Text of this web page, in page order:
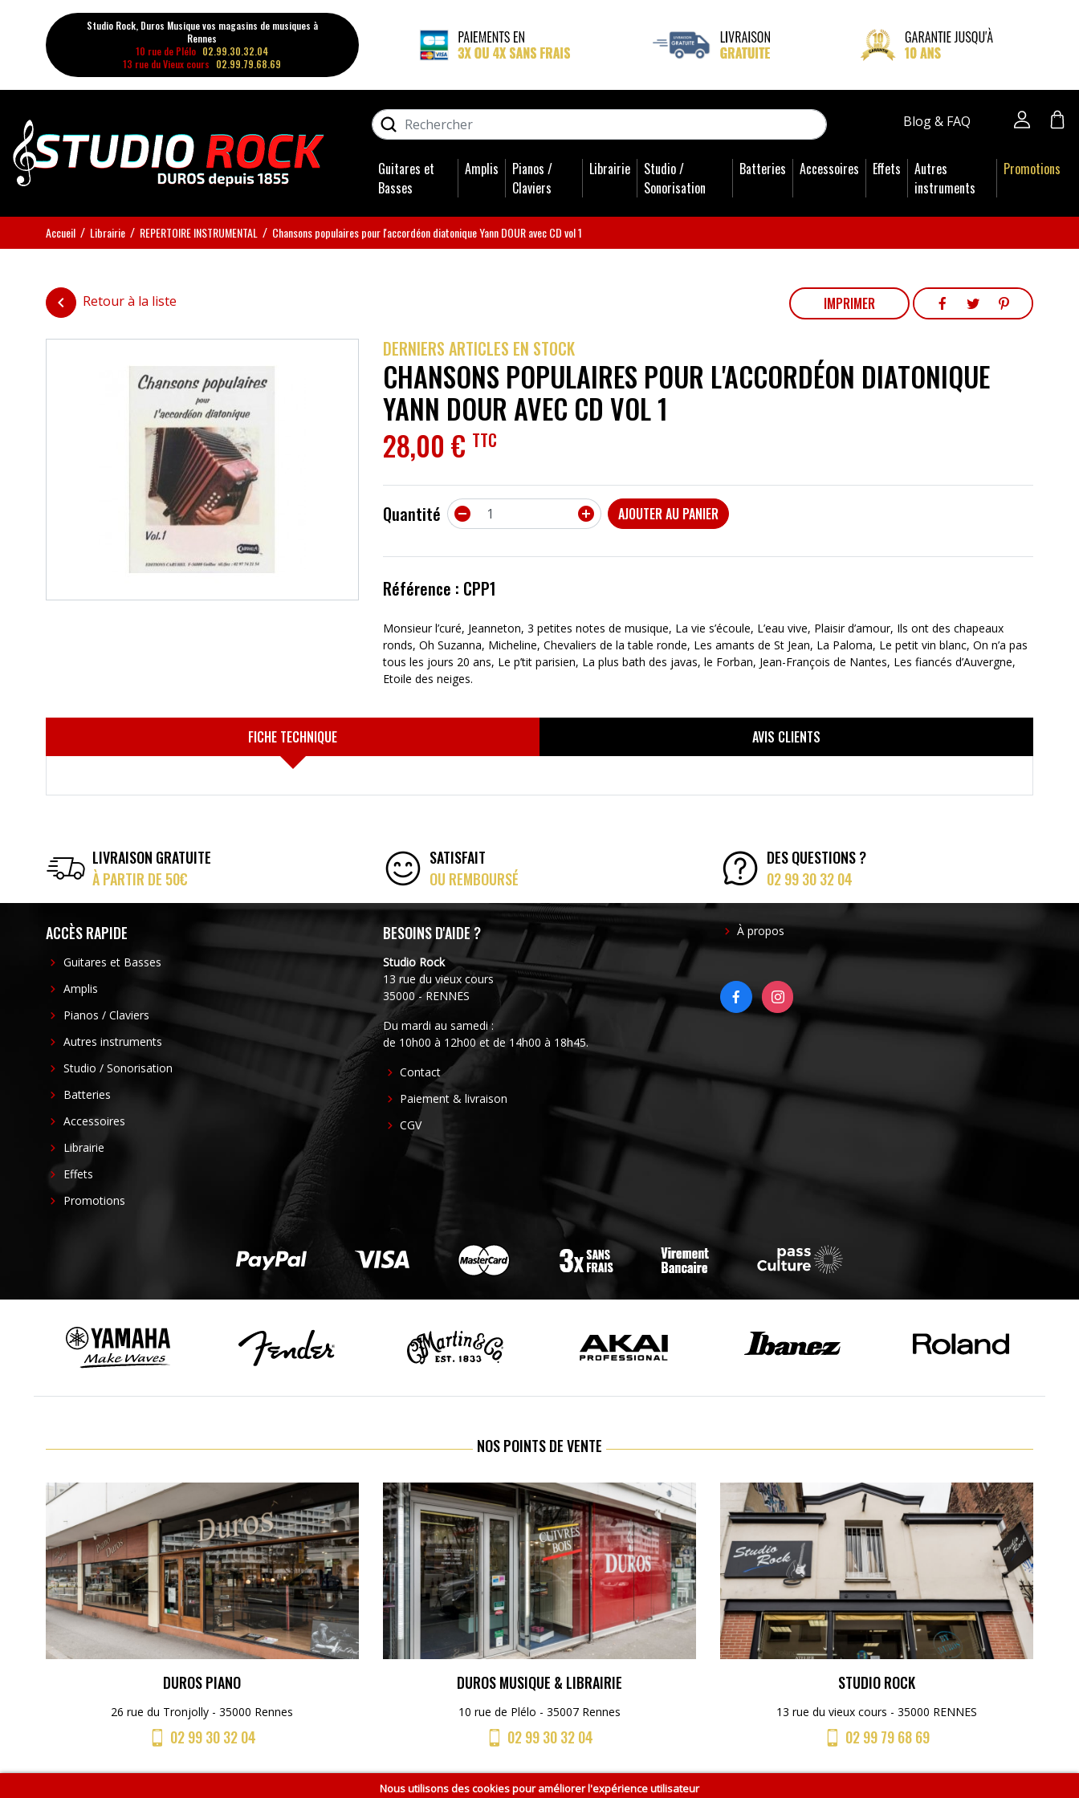
Nous utilisons des cookies pour améliorer l'expérience utilisateur
Studio Rock, Duros Musique vos magasins de musiques à
Rennes
10 rue de Plélo 02.99.30.32.04
13 rue du Vieux cours 02.99.79.68.69
RECHERCHER Blog & FAQ
Guitares et
Basses
Amplis
Pianos /
Claviers
Librairie
Studio /
Sonorisation
Batteries Accessoires Effets
Autres
instruments
Promotions
Accueil Librairie REPERTOIRE INSTRUMENTAL Chansons populaires pour l'accordéon diatonique Yann DOUR avec CD vol 1
 Retour à la liste IMPRIMER PARTAGER
PARTAGER
TWEET PINTEREST
DERNIERS ARTICLES EN STOCK
CHANSONS POPULAIRES POUR L'ACCORDÉON DIATONIQUE
YANN DOUR AVEC CD VOL 1
28,00 € TTC
Quantité   AJOUTER AU PANIER
Référence : CPP1
Monsieur l’curé, Jeanneton, 3 petites notes de musique, La vie s’écoule, L’eau vive, Plaisir d’amour, Ils ont des chapeaux
ronds, Oh Suzanna, Micheline, Chevaliers de la table ronde, Les amants de St Jean, La Paloma, Le petit vin blanc, On n’a pas
tous les jours 20 ans, Le p’tit parisien, La plus bath des javas, le Forban, Jean-François de Nantes, Les fiancés d’Auvergne,
Etoile des neiges.
FICHE TECHNIQUE AVIS CLIENTS
LIVRAISON GRATUITE
À PARTIR DE 50€
SATISFAIT
OU REMBOURSÉ
DES QUESTIONS ?
02 99 30 32 04
ACCÈS RAPIDE
Guitares et Basses
Amplis
Pianos / Claviers
Autres instruments
Studio / Sonorisation
Batteries
Accessoires
Librairie
Effets
Promotions
BESOINS D'AIDE ?
Studio Rock
13 rue du vieux cours
35000 - RENNES
Du mardi au samedi :
de 10h00 à 12h00 et de 14h00 à 18h45.
FOOTER
CENTER
Contact
Paiement & livraison
CGV
FOOTER
RIGHT
À propos
FACEBOOKINSTAGRAM
NOS POINTS DE VENTE
DUROS PIANO
26 rue du Tronjolly - 35000 Rennes
02 99 30 32 04
DUROS MUSIQUE & LIBRAIRIE
10 rue de Plélo - 35007 Rennes
02 99 30 32 04
STUDIO ROCK
13 rue du vieux cours - 35000 RENNES
02 99 79 68 69
Accueil CGV Mentions légales Plan du site
GUITARES ET BASSES
AMPLIS
PIANOS / CLAVIERS
LIBRAIRIE
ACCESSOIRES
EFFETS
PROMOTIONS